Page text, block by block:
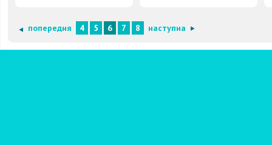
попередня 4 5 6 7 8 наступна